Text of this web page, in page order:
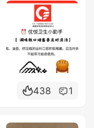
438 1